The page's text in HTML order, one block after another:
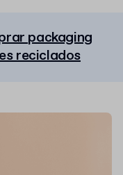
packaging
reciclados